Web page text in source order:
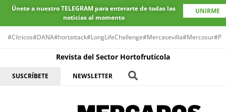
Únete a nuestro TELEGRAM para enterarte de todas las
noticias al momento
UNIRME
#Cítricos#DANA#hortattack#LongLifeChallenge#Mercasevilla#Mercosur
Revista del Sector Hortofrutícola
SUSCRÍBETE NEWSLETTER